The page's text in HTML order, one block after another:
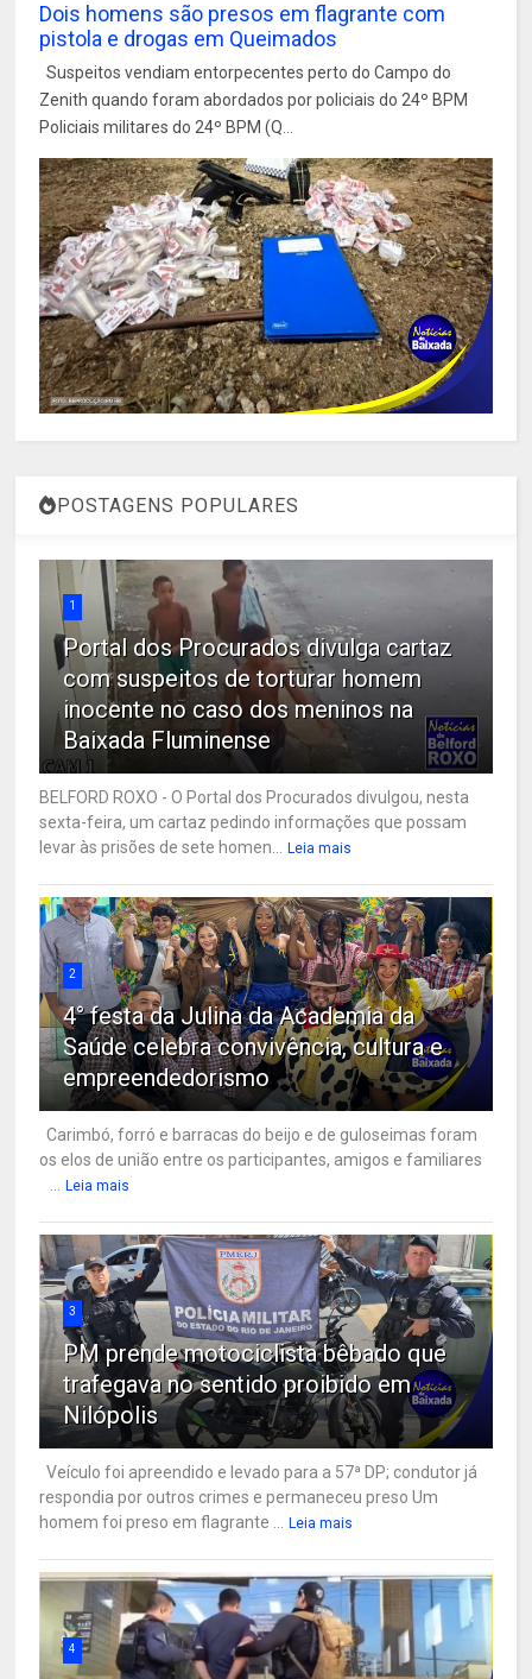
Dois homens são presos em flagrante com
pistola e drogas em Queimados
Suspeitos vendiam entorpecentes perto do Campo do
Zenith quando foram abordados por policiais do 24º BPM
Policiais militares do 24º BPM (Q...
POSTAGENS POPULARES
1
Portal dos Procurados divulga cartaz
com suspeitos de torturar homem
inocente no caso dos meninos na
Baixada Fluminense
BELFORD ROXO - O Portal dos Procurados divulgou, nesta
sexta-feira, um cartaz pedindo informações que possam
levar às prisões de sete homen...
Leia mais
2
4° festa da Julina da Academia da
Saúde celebra convivência, cultura e
empreendedorismo
Carimbó, forró e barracas do beijo e de guloseimas foram
os elos de união entre os participantes, amigos e familiares
Leia mais
3
PM prende motociclista bêbado que
trafegava no sentido proibido em
Nilópolis
Veículo foi apreendido e levado para a 57ª DP; condutor já
respondia por outros crimes e permaneceu preso Um
homem foi preso em flagrante ...
Leia mais
4